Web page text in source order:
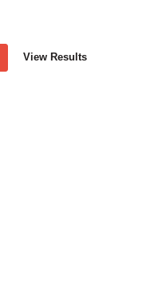
View Results